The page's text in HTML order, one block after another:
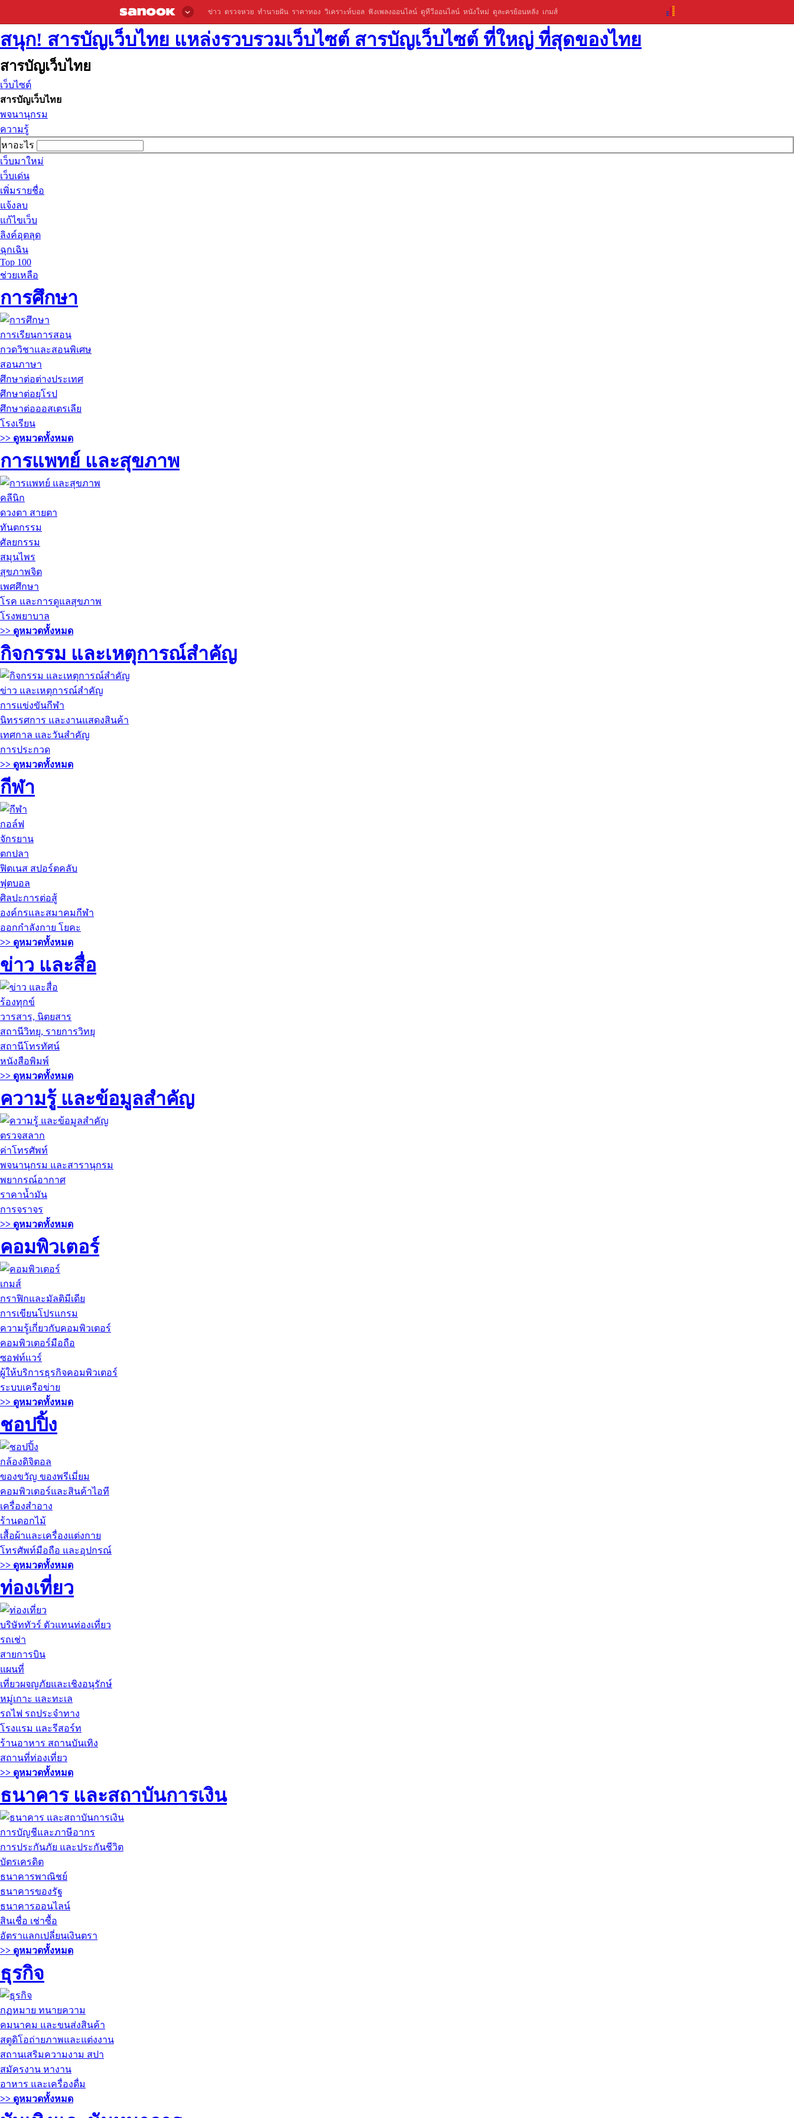
ข่าว ตรวจหวย ทำนายฝัน ราคาทอง วิเคราะห์บอล ฟังเพลงออนไลน์ ดูทีวีออนไลน์ หนังใหม่ ดูละครย้อนหลัง เกมส์
สนุก! สารบัญเว็บไทย แหล่งรวบรวมเว็บไซต์ สารบัญเว็บไซต์ ที่ใหญ่ ที่สุดของไทย
สารบัญเว็บไทย
เว็บไซต์
สารบัญเว็บไทย
พจนานุกรม
ความรู้
หาอะไร
เว็บมาใหม่
เว็บเด่น
เพิ่มรายชื่อ
แจ้งลบ
แก้ไขเว็บ
ลิงค์อุตลุด
ฉุกเฉิน
Top 100
ช่วยเหลือ
การศึกษา
การเรียนการสอน
กวดวิชาและสอนพิเศษ
สอนภาษา
ศึกษาต่อต่างประเทศ
ศึกษาต่อยุโรป
ศึกษาต่อออสเตรเลีย
โรงเรียน
>> ดูหมวดทั้งหมด
การแพทย์ และสุขภาพ
คลีนิก
ดวงตา สายตา
ทันตกรรม
ศัลยกรรม
สมุนไพร
สุขภาพจิต
เพศศึกษา
โรค และการดูแลสุขภาพ
โรงพยาบาล
>> ดูหมวดทั้งหมด
กิจกรรม และเหตุการณ์สำคัญ
ข่าว และเหตุการณ์สำคัญ
การแข่งขันกีฬา
นิทรรศการ และงานแสดงสินค้า
เทศกาล และวันสำคัญ
การประกวด
>> ดูหมวดทั้งหมด
กีฬา
กอล์ฟ
จักรยาน
ตกปลา
ฟิตเนส สปอร์ตคลับ
ฟุตบอล
ศิลปะการต่อสู้
องค์กรและสมาคมกีฬา
ออกกำลังกาย โยคะ
>> ดูหมวดทั้งหมด
ข่าว และสื่อ
ร้องทุกข์
วารสาร, นิตยสาร
สถานีวิทยุ, รายการวิทยุ
สถานีโทรทัศน์
หนังสือพิมพ์
>> ดูหมวดทั้งหมด
ความรู้ และข้อมูลสำคัญ
ตรวจสลาก
ค่าโทรศัพท์
พจนานุกรม และสารานุกรม
พยากรณ์อากาศ
ราคาน้ำมัน
การจราจร
>> ดูหมวดทั้งหมด
คอมพิวเตอร์
เกมส์
กราฟิกและมัลติมีเดีย
การเขียนโปรแกรม
ความรู้เกี่ยวกับคอมพิวเตอร์
คอมพิวเตอร์มือถือ
ซอฟท์แวร์
ผู้ให้บริการธุรกิจคอมพิวเตอร์
ระบบเครือข่าย
>> ดูหมวดทั้งหมด
ชอปปิ้ง
กล้องดิจิตอล
ของขวัญ ของพรีเมี่ยม
คอมพิวเตอร์และสินค้าไอที
เครื่องสำอาง
ร้านดอกไม้
เสื้อผ้าและเครื่องแต่งกาย
โทรศัพท์มือถือ และอุปกรณ์
>> ดูหมวดทั้งหมด
ท่องเที่ยว
บริษัททัวร์ ตัวแทนท่องเที่ยว
รถเช่า
สายการบิน
แผนที่
เที่ยวผจญภัยและเชิงอนุรักษ์
หมู่เกาะ และทะเล
รถไฟ รถประจำทาง
โรงแรม และรีสอร์ท
ร้านอาหาร สถานบันเทิง
สถานที่ท่องเที่ยว
>> ดูหมวดทั้งหมด
ธนาคาร และสถาบันการเงิน
การบัญชีและภาษีอากร
การประกันภัย และประกันชีวิต
บัตรเครดิต
ธนาคารพาณิชย์
ธนาคารของรัฐ
ธนาคารออนไลน์
สินเชื่อ เช่าซื้อ
อัตราแลกเปลี่ยนเงินตรา
>> ดูหมวดทั้งหมด
ธุรกิจ
กฏหมาย ทนายความ
คมนาคม และขนส่งสินค้า
สตูดิโอถ่ายภาพและแต่งงาน
สถานเสริมความงาม สปา
สมัครงาน หางาน
อาหาร และเครื่องดื่ม
>> ดูหมวดทั้งหมด